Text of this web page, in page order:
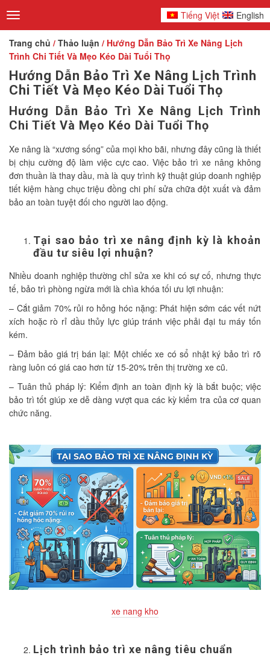
Toggle
navigation
Tiếng Việt English
Trang chủ / Thảo luận / Hướng Dẫn Bảo Trì Xe Nâng Lịch
Trình Chi Tiết Và Mẹo Kéo Dài Tuổi Thọ
Hướng Dẫn Bảo Trì Xe Nâng Lịch Trình
Chi Tiết Và Mẹo Kéo Dài Tuổi Thọ
Hướng Dẫn Bảo Trì Xe Nâng Lịch Trình
Chi Tiết Và Mẹo Kéo Dài Tuổi Thọ
Xe nâng là “xương sống” của mọi kho bãi, nhưng đây cũng là thiết
bị chịu cường độ làm việc cực cao. Việc bảo trì xe nâng không
đơn thuần là thay dầu, mà là quy trình kỹ thuật giúp doanh nghiệp
tiết kiệm hàng chục triệu đồng chi phí sửa chữa đột xuất và đảm
bảo an toàn tuyệt đối cho người lao động.
Tại sao bảo trì xe nâng định kỳ là khoản
đầu tư siêu lợi nhuận?
Nhiều doanh nghiệp thường chỉ sửa xe khi có sự cố, nhưng thực
tế, bảo trì phòng ngừa mới là chìa khóa tối ưu lợi nhuận:
– Cắt giảm 70% rủi ro hỏng hóc nặng: Phát hiện sớm các vết nứt
xích hoặc rò rỉ dầu thủy lực giúp tránh việc phải đại tu máy tốn
kém.
– Đảm bảo giá trị bán lại: Một chiếc xe có sổ nhật ký bảo trì rõ
ràng luôn có giá cao hơn từ 15-20% trên thị trường xe cũ.
– Tuân thủ pháp lý: Kiểm định an toàn định kỳ là bắt buộc; việc
bảo trì tốt giúp xe dễ dàng vượt qua các kỳ kiểm tra của cơ quan
chức năng.
xe nang kho
Lịch trình bảo trì xe nâng tiêu chuẩn